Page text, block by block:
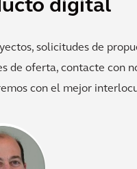
digital
solicitudes de
de oferta, contacte con
con el mejor